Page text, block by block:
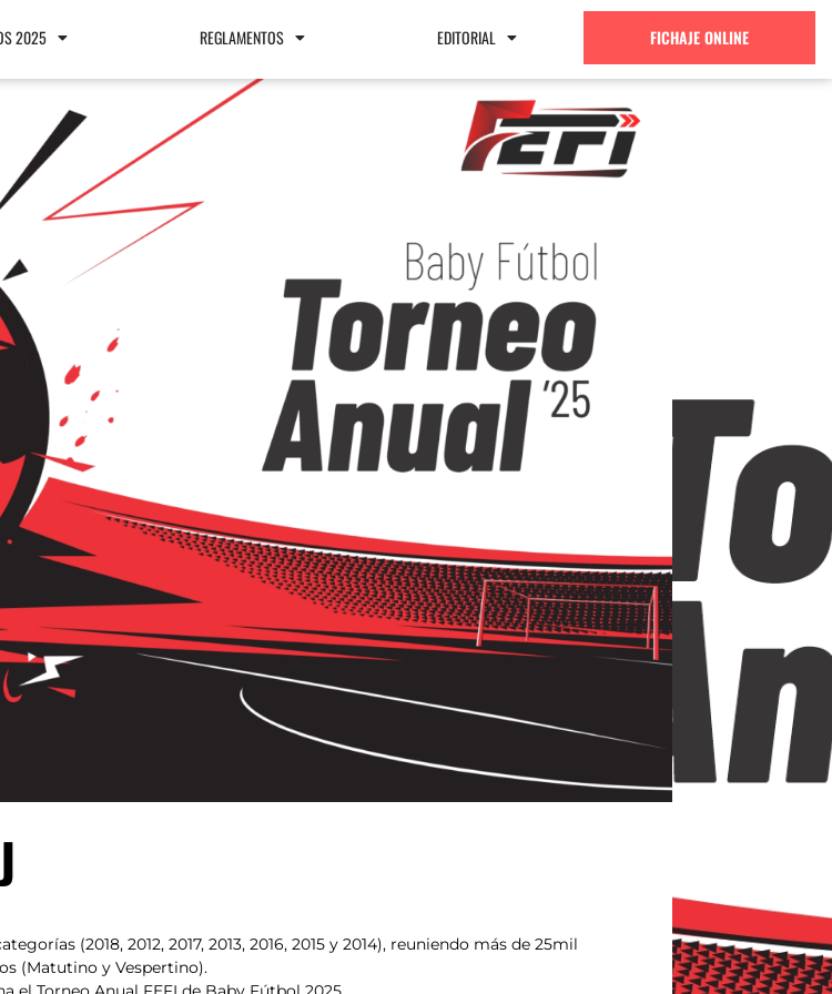
2025 REGLAMENTOS EDITORIAL FICHAJE ONLINE
(2018, 2012, 2017, 2013, 2016, 2015 y 2014), reuniendo más de 25mil
(Matutino y Vespertino).